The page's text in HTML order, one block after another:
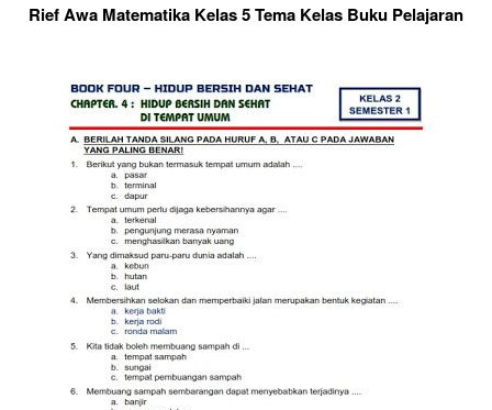
Rief Awa Matematika Kelas 5 Tema Kelas Buku Pelajaran